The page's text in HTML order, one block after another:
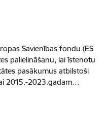
Savienības fondu (ES
palielināšanu, lai īstenotu
pasākumus atbilstoši
2015.-2023.gadam…